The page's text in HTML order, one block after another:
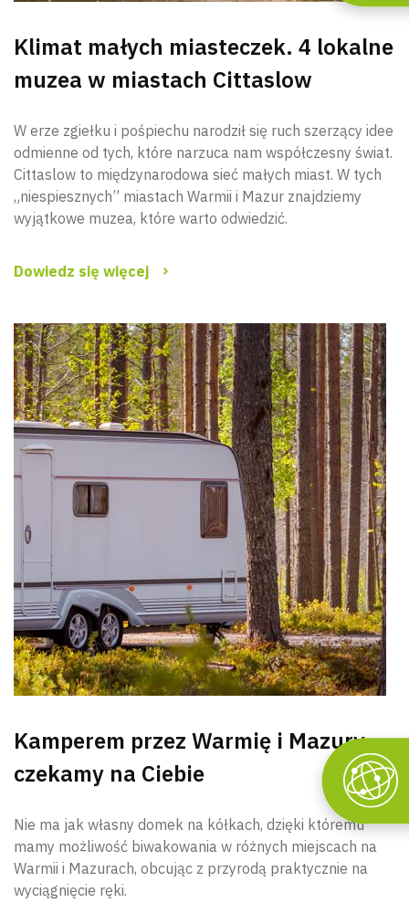
Klimat małych miasteczek. 4 lokalne
muzea w miastach Cittaslow
W erze zgiełku i pośpiechu narodził się ruch szerzący idee
odmienne od tych, które narzuca nam współczesny świat.
Cittaslow to międzynarodowa sieć małych miast. W tych
„niespiesznych” miastach Warmii i Mazur znajdziemy
wyjątkowe muzea, które warto odwiedzić.
Dowiedz się więcej
Kamperem przez Warmię i Mazury –
czekamy na Ciebie
Nie ma jak własny domek na kółkach, dzięki któremu
mamy możliwość biwakowania w różnych miejscach na
Warmii i Mazurach, obcując z przyrodą praktycznie na
wyciągnięcie ręki.